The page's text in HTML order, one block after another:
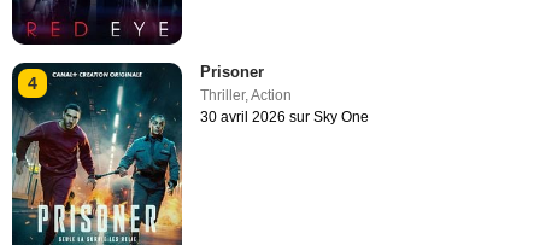
4
Prisoner
Thriller,Action
30 avril 2026 sur Sky One